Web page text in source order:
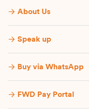
About Us
Speak up
Buy via WhatsApp​
FWD Pay Portal